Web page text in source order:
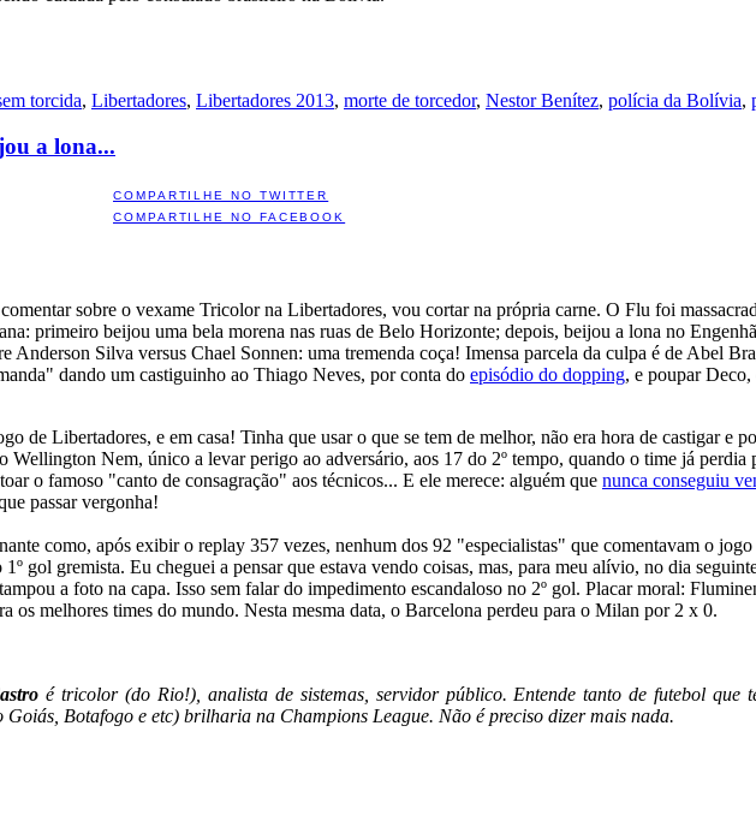
torcida, Libertadores, Libertadores 2013, morte de torcedor, Nestor Benítez, polícia da Bolívia,
a lona...
COMPARTILHE NO TWITTER
COMPARTILHE NO FACEBOOK
sobre o vexame Tricolor na Libertadores, vou cortar na própria carne. O Flu foi
primeiro beijou uma bela morena nas ruas de Belo Horizonte; depois, beijou a lona no
Anderson Silva versus Chael Sonnen: uma tremenda coça! Imensa parcela da culpa é de Abel
dando um castiguinho ao Thiago Neves, por conta do episódio do dopping, e poupar Deco,
de Libertadores, e em casa! Tinha que usar o que se tem de melhor, não era hora de castigar e
Wellington Nem, único a levar perigo ao adversário, aos 17 do 2º tempo, quando o time já perdia
o famoso "canto de consagração" aos técnicos... E ele merece: alguém que nunca conseguiu
passar vergonha!
como, após exibir o replay 357 vezes, nenhum dos 92 "especialistas" que comentavam o
1º gol gremista. Eu cheguei a pensar que estava vendo coisas, mas, para meu alívio, no dia
a foto na capa. Isso sem falar do impedimento escandaloso no 2º gol. Placar moral:
os melhores times do mundo. Nesta mesma data, o Barcelona perdeu para o Milan por 2 x 0.
é tricolor (do Rio!), analista de sistemas, servidor público. Entende tanto de futebol que
Goiás, Botafogo e etc) brilharia na Champions League. Não é preciso dizer mais nada.